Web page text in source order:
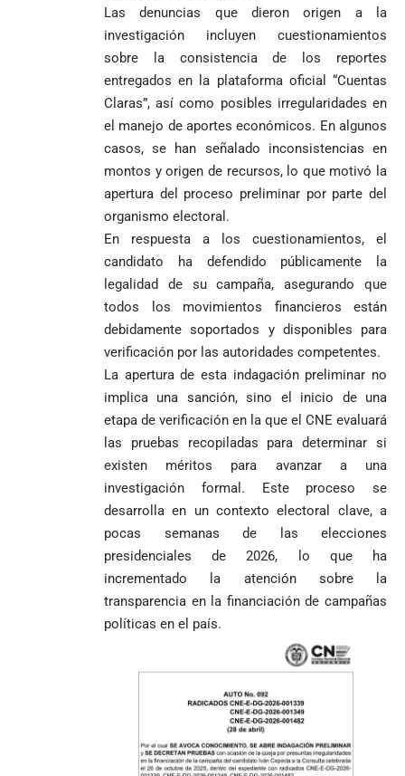
Las denuncias que dieron origen a la
investigación incluyen cuestionamientos
sobre la consistencia de los reportes
entregados en la plataforma oficial “Cuentas
Claras”, así como posibles irregularidades en
el manejo de aportes económicos. En algunos
casos, se han señalado inconsistencias en
montos y origen de recursos, lo que motivó la
apertura del proceso preliminar por parte del
organismo electoral.
En respuesta a los cuestionamientos, el
candidato ha defendido públicamente la
legalidad de su campaña, asegurando que
todos los movimientos financieros están
debidamente soportados y disponibles para
verificación por las autoridades competentes.
La apertura de esta indagación preliminar no
implica una sanción, sino el inicio de una
etapa de verificación en la que el CNE evaluará
las pruebas recopiladas para determinar si
existen méritos para avanzar a una
investigación formal. Este proceso se
desarrolla en un contexto electoral clave, a
pocas semanas de las elecciones
presidenciales de 2026, lo que ha
incrementado la atención sobre la
transparencia en la financiación de campañas
políticas en el país.